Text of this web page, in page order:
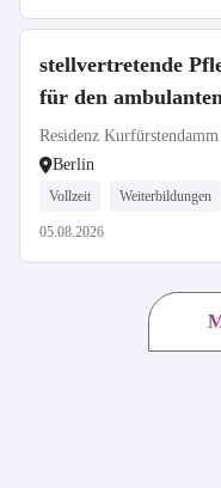
stellvertretende
für den
Residenz Kurfürstendamm
Berlin
Vollzeit Weiterbildungen
05.08.2026